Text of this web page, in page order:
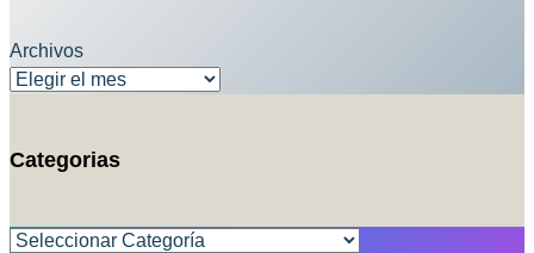
Archivos
Categorias
Categorías